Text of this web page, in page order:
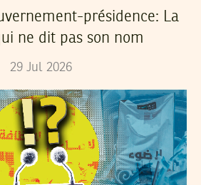
présidence: La
ne dit pas son nom
29 Jul 2026